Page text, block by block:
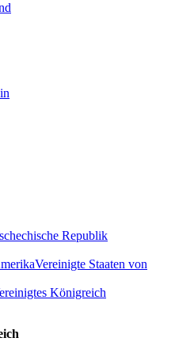
Republik
Vereinigte Staaten von
Königreich